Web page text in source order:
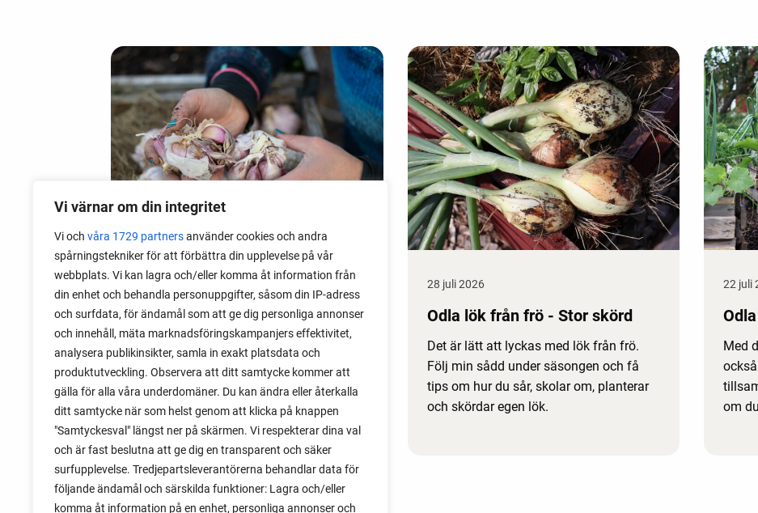
Vi värnar om din integritet
Vi och våra 1729 partnersanvänder cookies och andra
spårningstekniker för att förbättra din upplevelse på vår
webbplats. Vi kan lagra och/eller komma åt information från
din enhet och behandla personuppgifter, såsom din IP-adress
och surfdata, för ändamål som att ge dig personliga annonser
och innehåll, mäta marknadsföringskampanjers effektivitet,
analysera publikinsikter, samla in exakt platsdata och
produktutveckling. Observera att ditt samtycke kommer att
gälla för alla våra underdomäner. Du kan ändra eller återkalla
ditt samtycke när som helst genom att klicka på knappen
"Samtyckesval" längst ner på skärmen. Vi respekterar dina val
och är fast beslutna att ge dig en transparent och säker
surfupplevelse. Tredjepartsleverantörerna behandlar data för
följande ändamål och särskilda funktioner: Lagra och/eller
komma åt information på en enhet, personliga annonser och
06 augusti 2026
Sätta vitlök på våren i Sverige
Om du har tur med vädret kan det gå fint
att sätta vitlök också på våren. Men
tillförlitligast är att sätta vitlök på hösten
och vintern.
28 juli 2026
Odla lök från frö - Stor skörd
Det är lätt att lyckas med lök från frö.
Följ min sådd under säsongen och få
tips om hur du sår, skolar om, planterar
och skördar egen lök.
22 juli
Med
om